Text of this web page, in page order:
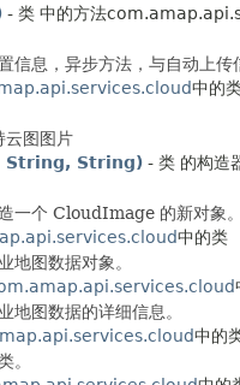
- 类 中的方法
信息，异步方法，与自动上传
中的
云图图片
String, String) - 类 的构
一个 CloudImage 的新对象。
中的类
地图数据对象。
地图数据的详细信息。
中的
。